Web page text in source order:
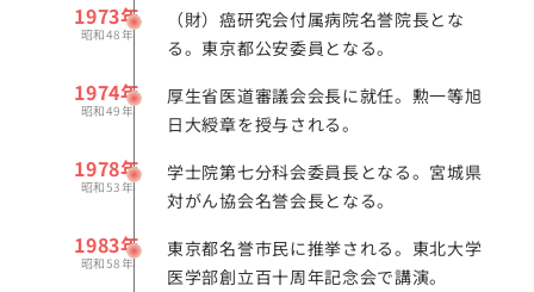
1973年
昭和48年
（財）癌研究会付属病院名誉院長とな
る。東京都公安委員となる。
1974年
昭和49年
厚生省医道審議会会長に就任。勲一等旭
日大綬章を授与される。
1978年
昭和53年
学士院第七分科会委員長となる。宮城県
対がん協会名誉会長となる。
1983年
昭和58年
東京都名誉市民に推挙される。東北大学
医学部創立百十周年記念会で講演。